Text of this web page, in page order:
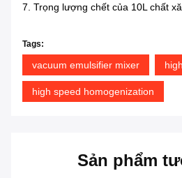
7. Trọng lượng chết của 10L chất
Tags:
vacuum emulsifier mixer
high speed homogenization
Sản phẩm